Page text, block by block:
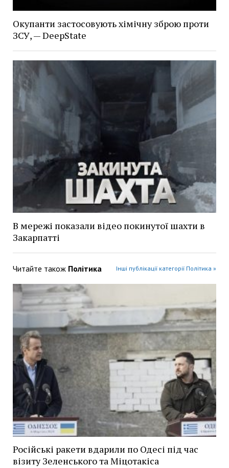
Окупанти застосовують хімічну зброю проти
ЗСУ, — DeepState
В мережі показали відео покинутої шахти в
Закарпатті
Читайте також Політика Інші публікації категорії Політика »
Російські ракети вдарили по Одесі під час
візиту Зеленського та Міцотакіса